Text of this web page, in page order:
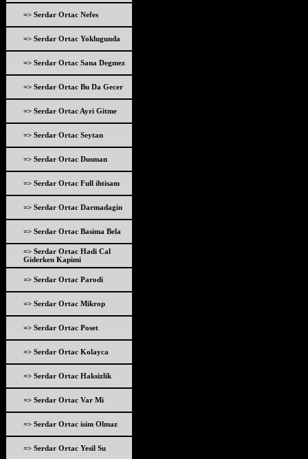
=> Serdar Ortac Nefes
=> Serdar Ortac Yoklugunda
=> Serdar Ortac Sana Degmez
=> Serdar Ortac Bu Da Gecer
=> Serdar Ortac Ayri Gitme
=> Serdar Ortac Seytan
=> Serdar Ortac Dusman
=> Serdar Ortac Full ihtisam
=> Serdar Ortac Darmadagin
=> Serdar Ortac Basima Bela
=> Serdar Ortac Hadi Cal
Giderken Kapimi
=> Serdar Ortac Parodi
=> Serdar Ortac Mikrop
=> Serdar Ortac Poset
=> Serdar Ortac Kolayca
=> Serdar Ortac Haksizlik
=> Serdar Ortac Var Mi
=> Serdar Ortac isim Olmaz
=> Serdar Ortac Yesil Su